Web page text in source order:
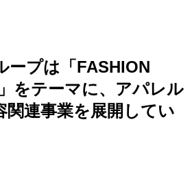
ープは「FASHION
をテーマに、アパレル
関連事業を展開してい